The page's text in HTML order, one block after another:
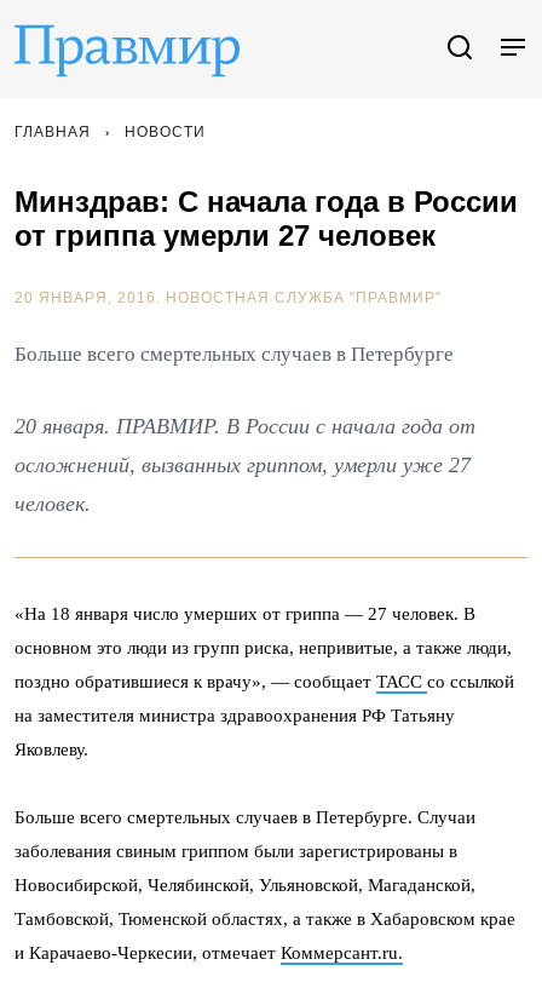
ГЛАВНАЯ НОВОСТИ
Минздрав: С начала года в России
от гриппа умерли 27 человек
20 ЯНВАРЯ, 2016. НОВОСТНАЯ СЛУЖБА "ПРАВМИР"
Больше всего смертельных случаев в Петербурге
20 января. ПРАВМИР. В России с начала года от
осложнений, вызванных гриппом, умерли уже 27
человек.
«На 18 января число умерших от гриппа — 27 человек. В
основном это люди из групп риска, непривитые, а также люди,
поздно обратившиеся к врачу», — сообщает ТАСС со ссылкой
на заместителя министра здравоохранения РФ Татьяну
Яковлеву.
Больше всего смертельных случаев в Петербурге. Случаи
заболевания свиным гриппом были зарегистрированы в
Новосибирской, Челябинской, Ульяновской, Магаданской,
Тамбовской, Тюменской областях, а также в Хабаровском крае
и Карачаево-Черкесии, отмечает Коммерсант.ru.